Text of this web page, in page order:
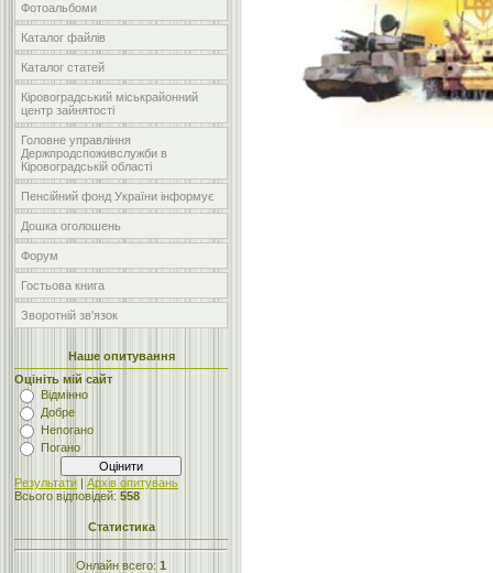
Фотоальбоми
Каталог файлів
Каталог статей
Кіровоградський міськрайонний
центр зайнятості
Головне управління
Держпродспоживслужби в
Кіровоградській області
Пенсійний фонд України інформує
Дошка оголошень
Форум
Гостьова книга
Зворотній зв'язок
Наше опитування
Оцініть мій сайт
Відмінно
Добре
Непогано
Погано
Результати | Архів опитувань
Всього відповідей: 558
Статистика
Онлайн всего: 1